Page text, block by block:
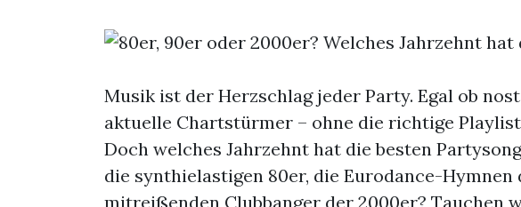
Musik ist der Herzschlag jeder Party. Egal ob
aktuelle Chartstürmer – ohne die richtige
Doch welches Jahrzehnt hat die besten
die synthielastigen 80er, die Eurodance-Hymnen
mitreißenden Clubbanger der 2000er? Tauchen